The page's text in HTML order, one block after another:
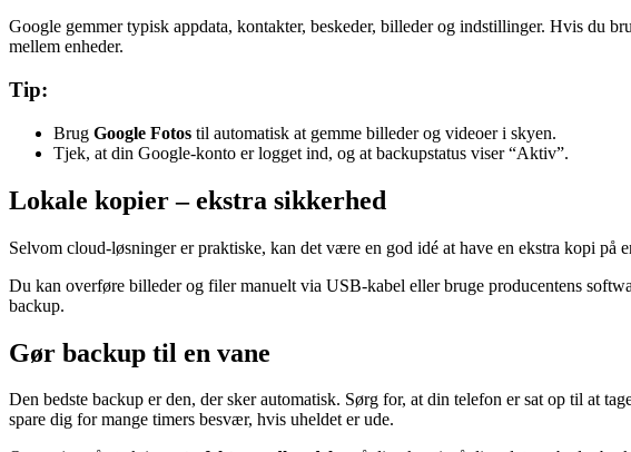
Google gemmer typisk appdata, kontakter, beskeder, billeder og indstillinger. Hvis du
mellem enheder.
Tip:
Brug Google Fotos til automatisk at gemme billeder og videoer i skyen.
Tjek, at din Google-konto er logget ind, og at backupstatus viser “Aktiv”.
Lokale kopier – ekstra sikkerhed
Selvom cloud-løsninger er praktiske, kan det være en god idé at have en ekstra kopi
Du kan overføre billeder og filer manuelt via USB-kabel eller bruge producentens
backup.
Gør backup til en vane
Den bedste backup er den, der sker automatisk. Sørg for, at din telefon er sat op til at
spare dig for mange timers besvær, hvis uheldet er ude.